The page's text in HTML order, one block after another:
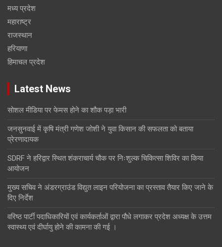
मध्य प्रदेश
महाराष्ट्र
राजस्थान
हरियाणा
हिमाचल प्रदेश
Latest News
सोशल मीडिया पर फेमस होने का शौक पड़ा भारी
जनसुनवाई में कृषि मंत्री गणेश जोशी ने युवा किसान की सफलता को बताया
प्रेरणादायक
SDRF ने हरिद्वार स्थित शंकराचार्य चौक पर निःशुल्क चिकित्सा शिविर का किया
आयोजन
मुख्य सचिव ने अंडरग्राउंड विद्युत लाइन परियोजना का प्रस्ताव तैयार किए जाने के
दिए निर्देश
वरिष्ठ पार्टी पदाधिकारियों एवं कार्यकर्ताओं द्वारा पौधे लगाकर प्रदेश अध्यक्ष के उत्तम
स्वास्थ्य एवं दीर्घायु होने की कामना की गई ।